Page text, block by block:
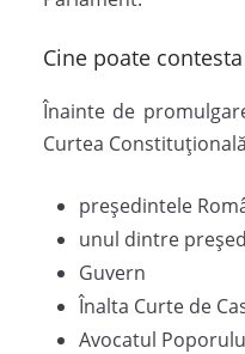
Cine poate contesta
Înainte de
Curtea
președintele
unul dintre
Guvern
Înalta Curte de
Avocatul